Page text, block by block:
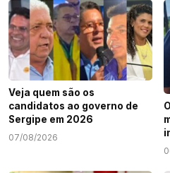
Veja quem são os
candidatos ao governo de
Sergipe em 2026
07/08/2026